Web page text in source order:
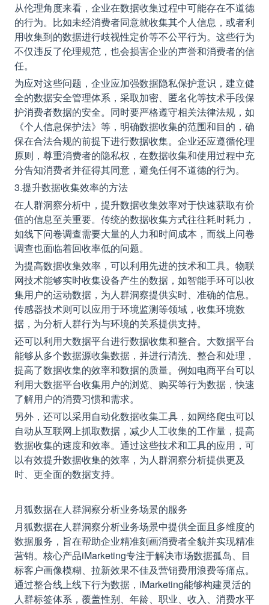
从伦理角度来看，企业在数据收集过程中可能存在不道德
的行为。比如未经消费者同意就收集其个人信息，或者利
用收集到的数据进行歧视性定价等不公平行为。这些行为
不仅违反了伦理规范，也会损害企业的声誉和消费者的信
任。
为应对这些问题，企业应加强数据隐私保护意识，建立健
全的数据安全管理体系，采取加密、匿名化等技术手段保
护消费者数据的安全。同时要严格遵守相关法律法规，如
《个人信息保护法》等，明确数据收集的范围和目的，确
保在合法合规的前提下进行数据收集。企业还应遵循伦理
原则，尊重消费者的隐私权，在数据收集和使用过程中充
分告知消费者并征得其同意，避免任何不道德的行为。
3.提升数据收集效率的方法
在人群洞察分析中，提升数据收集效率对于快速获取有价
值的信息至关重要。传统的数据收集方式往往耗时耗力，
如线下问卷调查需要大量的人力和时间成本，而线上问卷
调查也面临着回收率低的问题。
为提高数据收集效率，可以利用先进的技术和工具。物联
网技术能够实时收集设备产生的数据，如智能手环可以收
集用户的运动数据，为人群洞察提供实时、准确的信息。
传感器技术则可以应用于环境监测等领域，收集环境数
据，为分析人群行为与环境的关系提供支持。
还可以利用大数据平台进行数据收集和整合。大数据平台
能够从多个数据源收集数据，并进行清洗、整合和处理，
提高了数据收集的效率和数据的质量。例如电商平台可以
利用大数据平台收集用户的浏览、购买等行为数据，快速
了解用户的消费习惯和需求。
另外，还可以采用自动化数据收集工具，如网络爬虫可以
自动从互联网上抓取数据，减少人工收集的工作量，提高
数据收集的速度和效率。通过这些技术和工具的应用，可
以有效提升数据收集的效率，为人群洞察分析提供更及
时、更全面的数据支持。
月狐数据在人群洞察分析业务场景的服务
月狐数据在人群洞察分析业务场景中提供全面且多维度的
数据服务，旨在帮助企业精准刻画消费者全貌并实现精准
营销。核心产品iMarketing专注于解决市场数据孤岛、目
标客户画像模糊、拉新效果不佳及营销费用浪费等痛点。
通过整合线上线下行为数据，iMarketing能够构建灵活的
人群标签体系，覆盖性别、年龄、职业、收入、消费水平